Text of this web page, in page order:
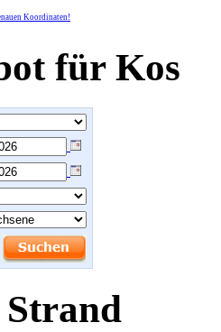
Koordinaten!
für Kos